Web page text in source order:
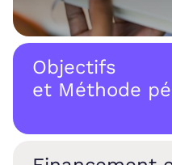
Objectifs
et Méthode